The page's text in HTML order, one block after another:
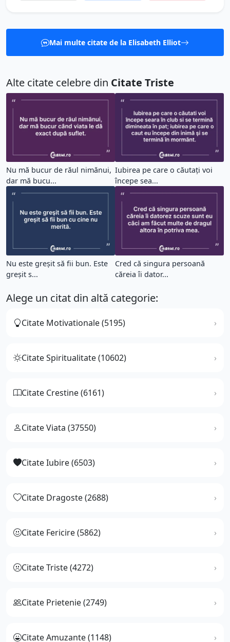
Mai multe citate de la Elisabeth Elliot
Alte citate celebre din Citate Triste
Nu mă bucur de răul nimănui,
dar mă bucu...
Iubirea pe care o căutați voi
începe sea...
Nu este greşit să fii bun. Este
greşit s...
Cred că singura persoană
căreia îi dator...
Alege un citat din altă categorie:
Citate Motivationale (5195)
Citate Spiritualitate (10602)
Citate Crestine (6161)
Citate Viata (37550)
Citate Iubire (6503)
Citate Dragoste (2688)
Citate Fericire (5862)
Citate Triste (4272)
Citate Prietenie (2749)
Citate Amuzante (1148)